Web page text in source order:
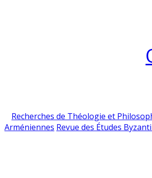
Recherches de Théologie et
Arméniennes Revue des Études